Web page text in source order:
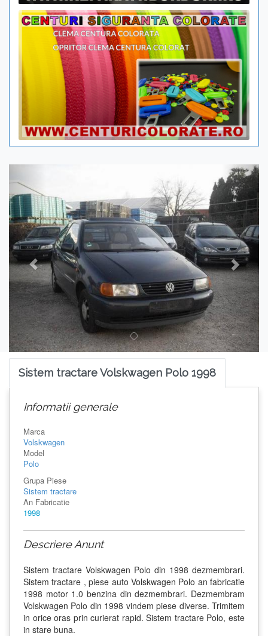
Next
Sistem tractare Volskwagen Polo 1998
Informatii generale
Marca
Volskwagen
Model
Polo
Grupa Piese
Sistem tractare
An Fabricatie
1998
Descriere Anunt
Sistem tractare Volskwagen Polo din 1998 dezmembrari.
Sistem tractare , piese auto Volskwagen Polo an fabricatie
1998 motor 1.0 benzina din dezmembrari. Dezmembram
Volskwagen Polo din 1998 vindem piese diverse. Trimitem
in orice oras prin curierat rapid. Sistem tractare Polo, este
in stare buna.